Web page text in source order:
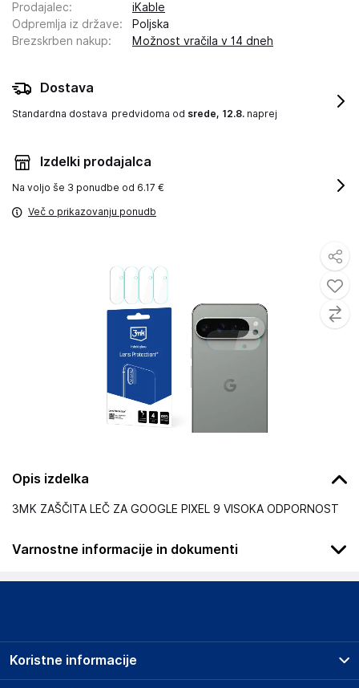
Opis izdelka
3MK ZAŠČITA LEČ ZA GOOGLE PIXEL 9 VISOKA ODPORNOST
Varnostne informacije in dokumenti
Podatki o proizvajalcu
3mk
Prodajalec:
iKable
Odpremlja iz države:
Poljska
Brezskrben nakup: Možnost vračila v 14 dneh
Dostava
Standardna dostava predvidoma od srede, 12.8. naprej
Izdelki prodajalca
Na voljo še 3 ponudbe od 6.17 €
Več o prikazovanju ponudb
Koristne informacije